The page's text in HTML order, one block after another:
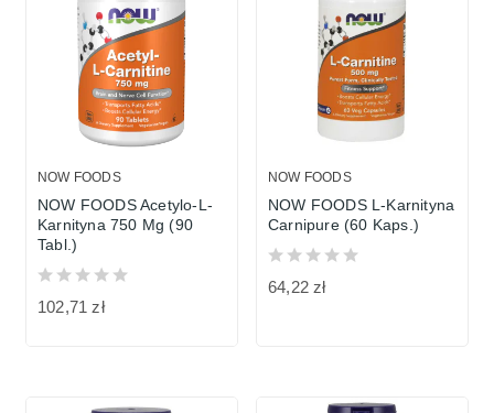
NOW FOODS
NOW FOODS Acetylo-L-
Karnityna 750 Mg (90
Tabl.)
102,71 zł
NOW FOODS
NOW FOODS L-Karnityna
Carnipure (60 Kaps.)
64,22 zł